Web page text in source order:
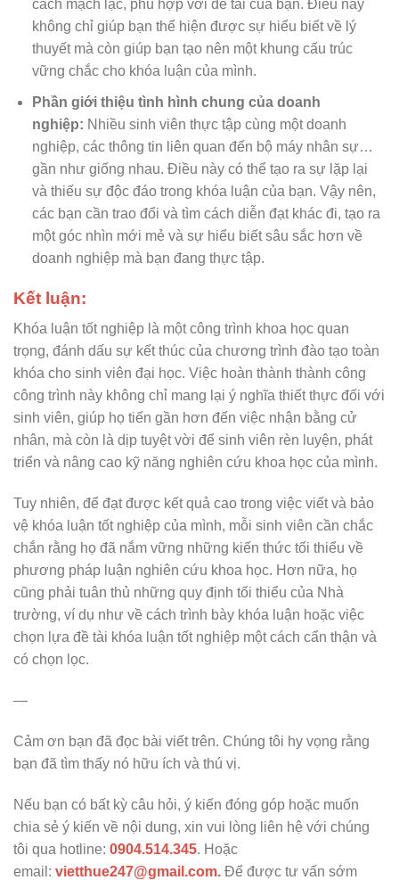
cách mạch lạc, phù hợp với đề tài của bạn. Điều này
không chỉ giúp bạn thể hiện được sự hiểu biết về lý
thuyết mà còn giúp bạn tạo nên một khung cấu trúc
vững chắc cho khóa luận của mình.
Phần giới thiệu tình hình chung của doanh
nghiệp: Nhiều sinh viên thực tập cùng một doanh
nghiệp, các thông tin liên quan đến bộ máy nhân sự…
gần như giống nhau. Điều này có thể tạo ra sự lặp lại
và thiếu sự độc đáo trong khóa luận của bạn. Vậy nên,
các bạn cần trao đổi và tìm cách diễn đạt khác đi, tạo ra
một góc nhìn mới mẻ và sự hiểu biết sâu sắc hơn về
doanh nghiệp mà bạn đang thực tập.
Kết luận:
Khóa luận tốt nghiệp là một công trình khoa học quan
trọng, đánh dấu sự kết thúc của chương trình đào tạo toàn
khóa cho sinh viên đại học. Việc hoàn thành thành công
công trình này không chỉ mang lại ý nghĩa thiết thực đối với
sinh viên, giúp họ tiến gần hơn đến việc nhận bằng cử
nhân, mà còn là dịp tuyệt vời để sinh viên rèn luyện, phát
triển và nâng cao kỹ năng nghiên cứu khoa học của mình.
Tuy nhiên, để đạt được kết quả cao trong việc viết và bảo
vệ khóa luận tốt nghiệp của mình, mỗi sinh viên cần chắc
chắn rằng họ đã nắm vững những kiến thức tối thiểu về
phương pháp luận nghiên cứu khoa học. Hơn nữa, họ
cũng phải tuân thủ những quy định tối thiểu của Nhà
trường, ví dụ như về cách trình bày khóa luận hoặc việc
chọn lựa đề tài khóa luận tốt nghiệp một cách cẩn thận và
có chọn lọc.
—
Cảm ơn bạn đã đọc bài viết trên. Chúng tôi hy vọng rằng
bạn đã tìm thấy nó hữu ích và thú vị.
Nếu bạn có bất kỳ câu hỏi, ý kiến đóng góp hoặc muốn
chia sẻ ý kiến về nội dung, xin vui lòng liên hệ với chúng
tôi qua hotline: 0904.514.345. Hoặc
email: vietthue247@gmail.com. Để được tư vấn sớm